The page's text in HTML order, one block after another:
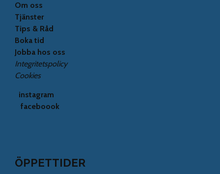
Om oss
Tjänster
Tips & Råd
Boka tid
Jobba hos oss
Integritetspolicy
Cookies
instagram
faceboook
ÖPPETTIDER